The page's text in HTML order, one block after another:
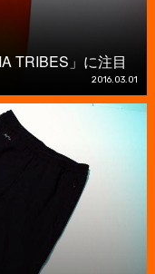
TRIBES」に注目
2016.03.01